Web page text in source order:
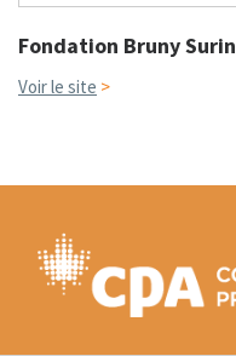
Fondation Bruny Surin
Voir le site >